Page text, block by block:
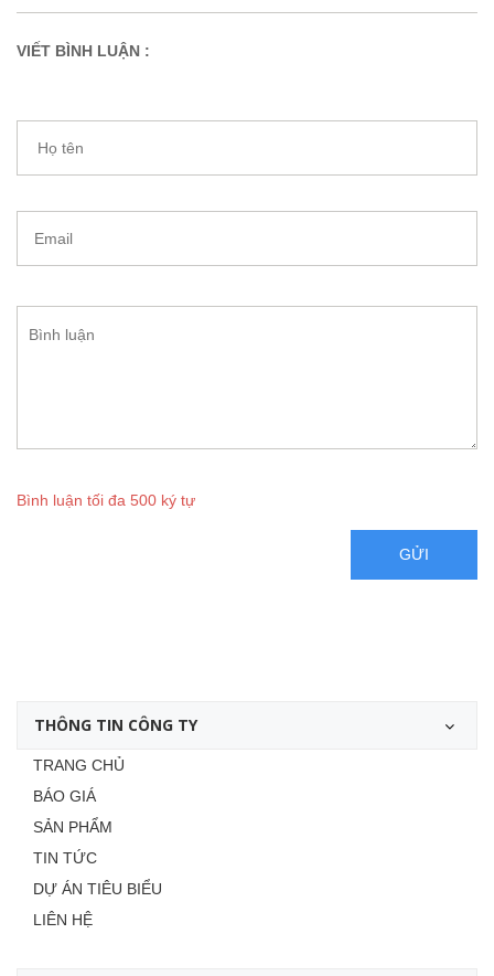
VIẾT BÌNH LUẬN :
Bình luận tối đa 500 ký tự
GỬI
THÔNG TIN CÔNG TY
TRANG CHỦ
BÁO GIÁ
SẢN PHẨM
TIN TỨC
DỰ ÁN TIÊU BIỂU
LIÊN HỆ